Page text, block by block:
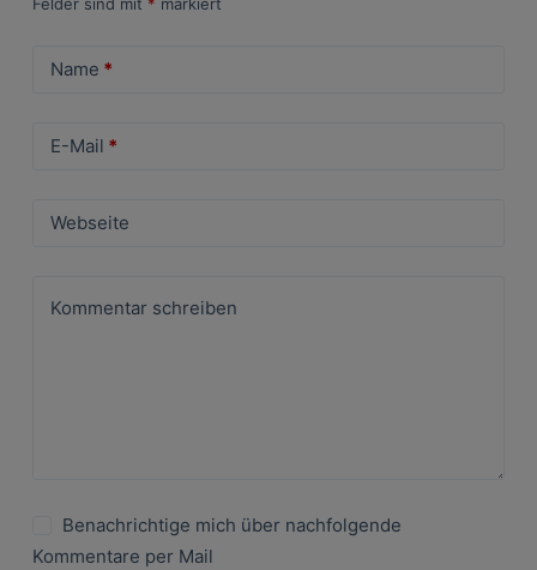
Felder sind mit * markiert
Name *
E-Mail *
Webseite
Kommentar schreiben
Benachrichtige mich über nachfolgende
Kommentare per Mail